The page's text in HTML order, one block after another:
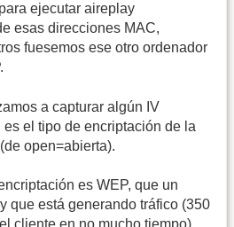
ejecutar aireplay
esas direcciones MAC,
fuesemos ese otro ordenador
a capturar algún IV
es el tipo de encriptación de la
(de open=abierta).
es WEP, que un
que está generando tráfico (350
cliente en no mucho tiempo).